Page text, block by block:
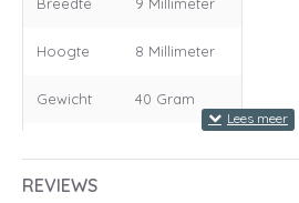
Hoogte 8 Millimeter
Gewicht 40 Gram
REVIEWS